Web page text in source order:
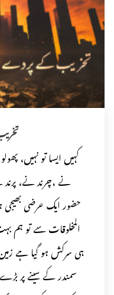
کہیں ایسا تو نہیں،
نے ،چرند نے،
حضور ایک عرضی بھیجی
المخلوقات سے تو ہم
ہی سرکش ہو گیا ہے
سمندر کے سینے پر